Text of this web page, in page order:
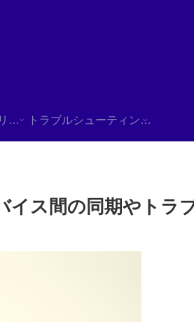
使用方法/チュートリアル トラブルシューティング/FAQ
ス間の同期やトラ